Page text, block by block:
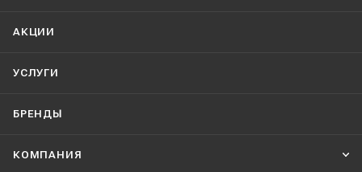
АКЦИИ
УСЛУГИ
БРЕНДЫ
КОМПАНИЯ